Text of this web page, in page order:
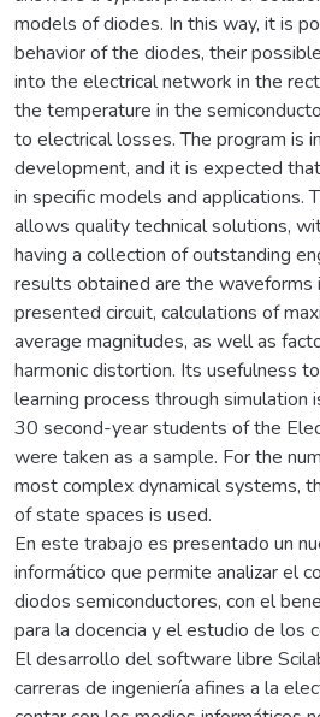
models of diodes. In this way, it is
behavior of the diodes, their
into the electrical network in the
the temperature in the
to electrical losses. The program is
development, and it is expected
in specific models and applications.
allows quality technical solutions,
having a collection of outstanding
results obtained are the
presented circuit, calculations of
average magnitudes, as well as
harmonic distortion. Its usefulness
learning process through simulation
30 second-year students of the
were taken as a sample. For the
most complex dynamical systems,
of state spaces is used.
En este trabajo es presentado un
informático que permite analizar el
diodos semiconductores, con el
para la docencia y el estudio de los
El desarrollo del software libre
carreras de ingeniería afines a la